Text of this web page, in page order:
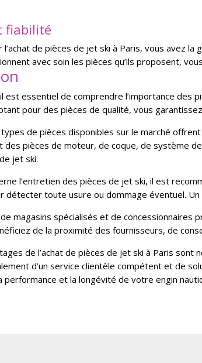
fiabilité
l’achat de pièces de jet ski à Paris, vous avez
avec soin les pièces qu’ils proposent,
il est essentiel de comprendre l’importance
pour des pièces de qualité, vous
de pièces disponibles sur le marché
des pièces de moteur, de coque, de système
jet ski.
l’entretien des pièces de jet ski, il est
détecter toute usure ou dommage éventuel.
magasins spécialisés et de concessionnaires
de la proximité des fournisseurs, de
de l’achat de pièces de jet ski à Paris
d’un service clientèle compétent et de
performance et la longévité de votre engin